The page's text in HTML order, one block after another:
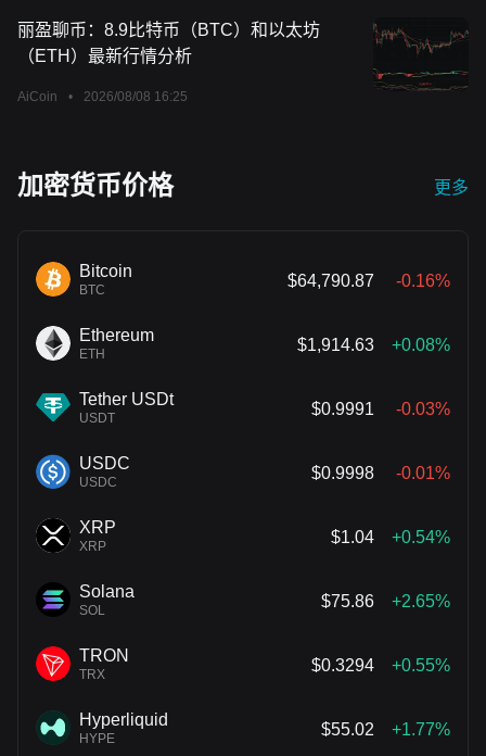
丽盈聊币：8.9比特币（BTC）和以太坊
（ETH）最新行情分析
AiCoin • 2026/08/08 16:25
加密货币价格 更多
Bitcoin
BTC
$64,790.87 -0.16%
Ethereum
ETH
$1,914.63 +0.08%
Tether USDt
USDT
$0.9991 -0.03%
USDC
USDC
$0.9998 -0.01%
XRP
XRP
$1.04 +0.54%
Solana
SOL
$75.86 +2.65%
TRON
TRX
$0.3294 +0.55%
Hyperliquid
HYPE
$55.02 +1.77%